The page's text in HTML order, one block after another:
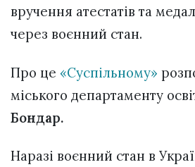
вручення атестатів та
через воєнний стан.
Про це «Суспільному»
міського департаменту
Бондар.
Наразі воєнний стан в